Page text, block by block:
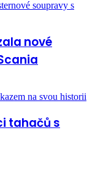
nové
tahačů s